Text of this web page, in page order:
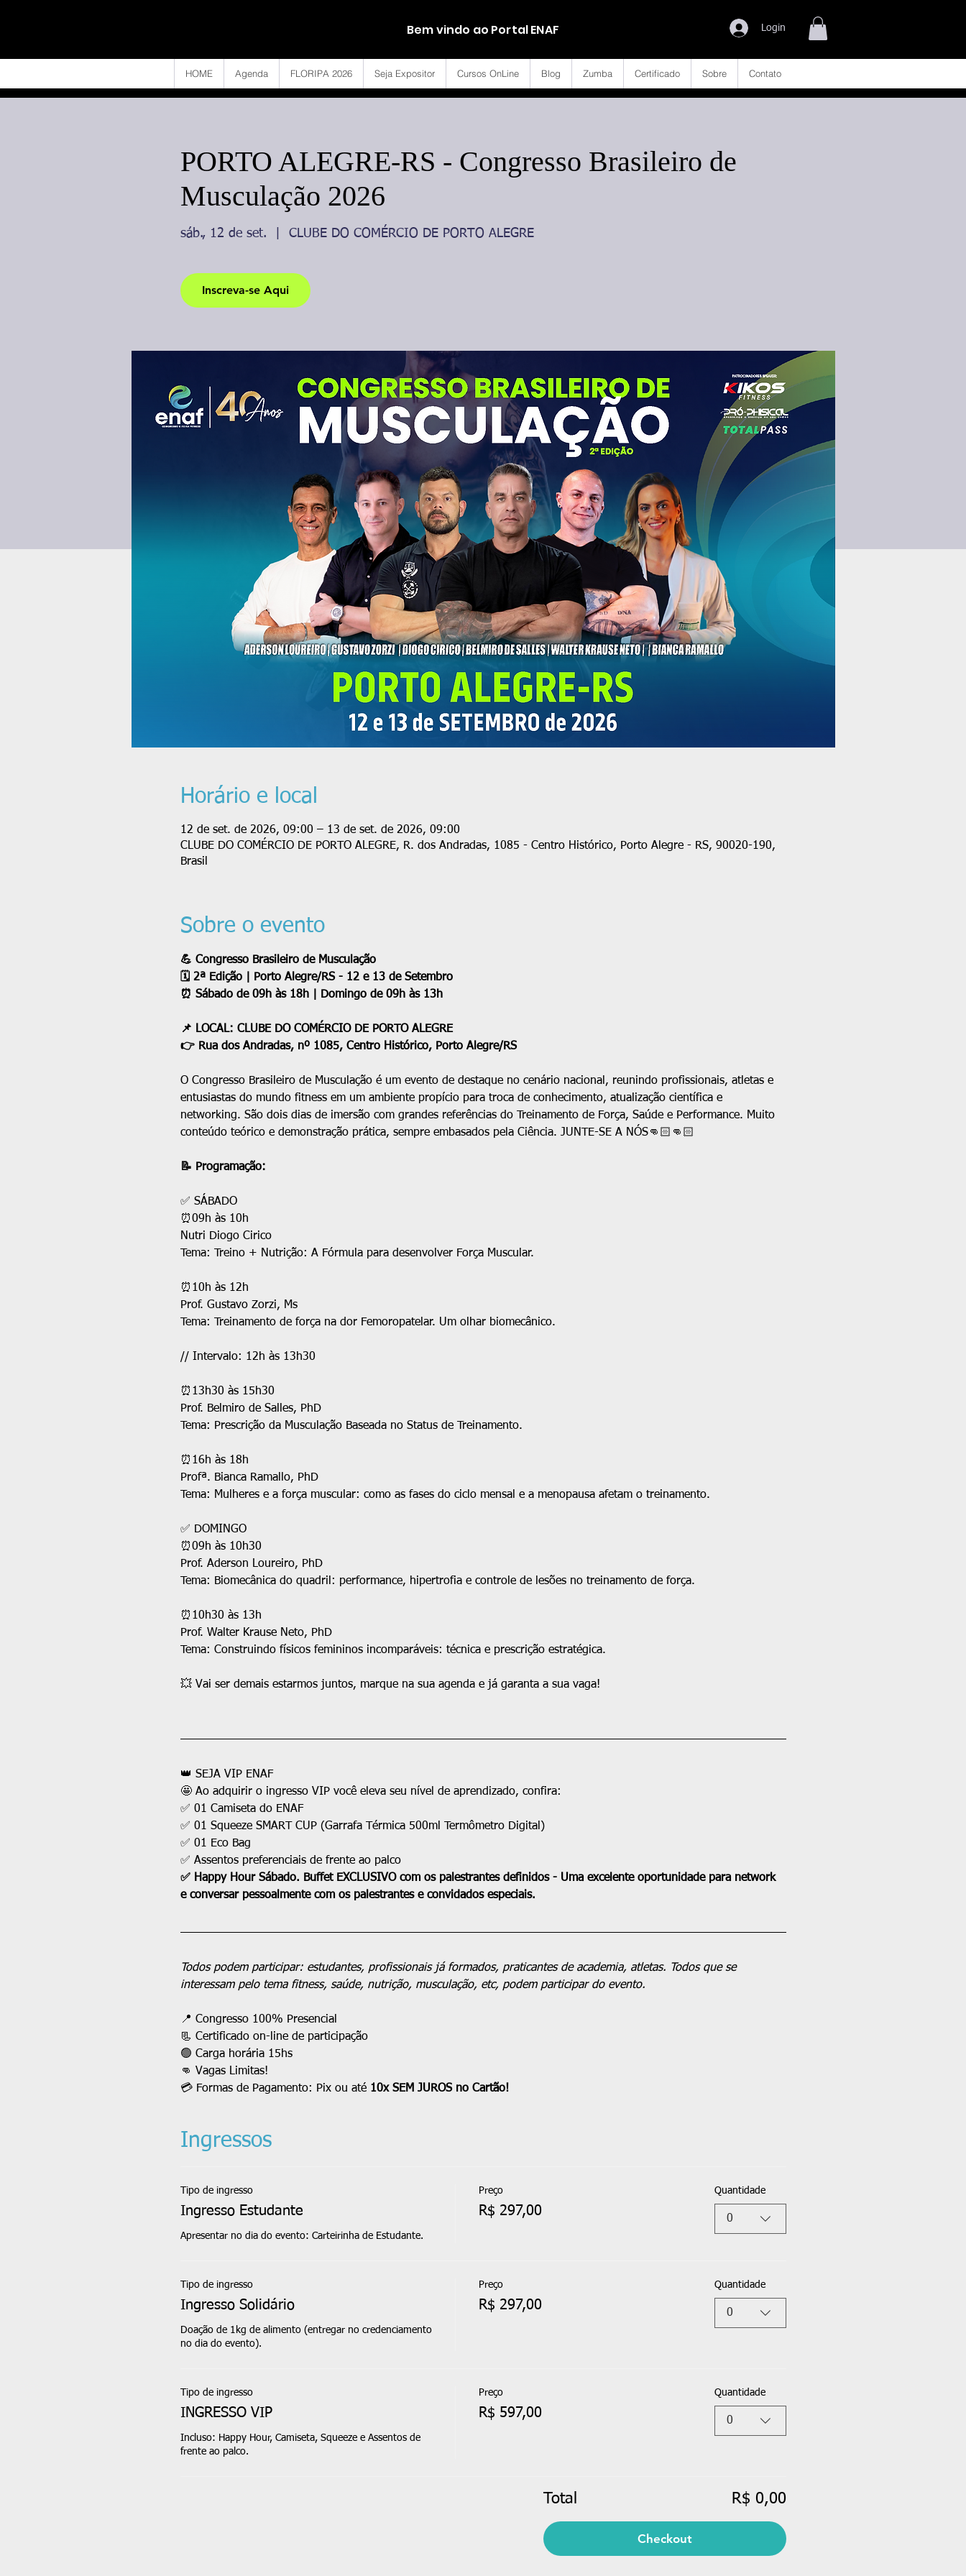
Bem vindo ao Portal ENAF Login
HOME Agenda FLORIPA 2026 Seja Expositor Cursos OnLine Blog Zumba Certificado Sobre Contato
PORTO ALEGRE-RS - Congresso Brasileiro de
Musculação 2026
sáb., 12 de set. CLUBE DO COMÉRCIO DE PORTO ALEGRE
Inscreva-se Aqui
Horário e local
12 de set. de 2026, 09:00 – 13 de set. de 2026, 09:00
CLUBE DO COMÉRCIO DE PORTO ALEGRE, R. dos Andradas, 1085 - Centro Histórico, Porto Alegre - RS, 90020-190,
Brasil
Sobre o evento
💪 Congresso Brasileiro de Musculação
🗓 2ª Edição | Porto Alegre/RS - 12 e 13 de Setembro
⏰ Sábado de 09h às 18h | Domingo de 09h às 13h
📌 LOCAL: CLUBE DO COMÉRCIO DE PORTO ALEGRE
👉 Rua dos Andradas, nº 1085, Centro Histórico, Porto Alegre/RS
O Congresso Brasileiro de Musculação é um evento de destaque no cenário nacional, reunindo profissionais, atletas e
entusiastas do mundo fitness em um ambiente propício para troca de conhecimento, atualização científica e
networking. São dois dias de imersão com grandes referências do Treinamento de Força, Saúde e Performance. Muito
conteúdo teórico e demonstração prática, sempre embasados pela Ciência. JUNTE-SE A NÓS👊🏻👊🏻
📝 Programação:
✅ SÁBADO
⏰09h às 10h
Nutri Diogo Cirico
Tema: Treino + Nutrição: A Fórmula para desenvolver Força Muscular.
⏰10h às 12h
Prof. Gustavo Zorzi, Ms
Tema: Treinamento de força na dor Femoropatelar. Um olhar biomecânico.
// Intervalo: 12h às 13h30
⏰13h30 às 15h30
Prof. Belmiro de Salles, PhD
Tema: Prescrição da Musculação Baseada no Status de Treinamento.
⏰16h às 18h
Profª. Bianca Ramallo, PhD
Tema: Mulheres e a força muscular: como as fases do ciclo mensal e a menopausa afetam o treinamento.
✅ DOMINGO
⏰09h às 10h30
Prof. Aderson Loureiro, PhD
Tema: Biomecânica do quadril: performance, hipertrofia e controle de lesões no treinamento de força.
⏰10h30 às 13h
Prof. Walter Krause Neto, PhD
Tema: Construindo físicos femininos incomparáveis: técnica e prescrição estratégica.
💥 Vai ser demais estarmos juntos, marque na sua agenda e já garanta a sua vaga!
👑 SEJA VIP ENAF
🤩 Ao adquirir o ingresso VIP você eleva seu nível de aprendizado, confira:
✅ 01 Camiseta do ENAF
✅ 01 Squeeze SMART CUP (Garrafa Térmica 500ml Termômetro Digital)
✅ 01 Eco Bag
✅ Assentos preferenciais de frente ao palco
✅ Happy Hour Sábado. Buffet EXCLUSIVO com os palestrantes definidos - Uma excelente oportunidade para network
e conversar pessoalmente com os palestrantes e convidados especiais.
Todos podem participar: estudantes, profissionais já formados, praticantes de academia, atletas. Todos que se
interessam pelo tema fitness, saúde, nutrição, musculação, etc, podem participar do evento.
📍 Congresso 100% Presencial
📃 Certificado on-line de participação
🟢 Carga horária 15hs
👊 Vagas Limitas!
💳 Formas de Pagamento: Pix ou até 10x SEM JUROS no Cartão!
Ingressos
Tipo de ingresso
Ingresso Estudante
Apresentar no dia do evento: Carteirinha de Estudante.
Preço
R$ 297,00
Quantidade
0
Tipo de ingresso
Ingresso Solidário
Doação de 1kg de alimento (entregar no credenciamento
no dia do evento).
Preço
R$ 297,00
Quantidade
0
Tipo de ingresso
INGRESSO VIP
Incluso: Happy Hour, Camiseta, Squeeze e Assentos de
frente ao palco.
Preço
R$ 597,00
Quantidade
0
Total R$ 0,00
Checkout